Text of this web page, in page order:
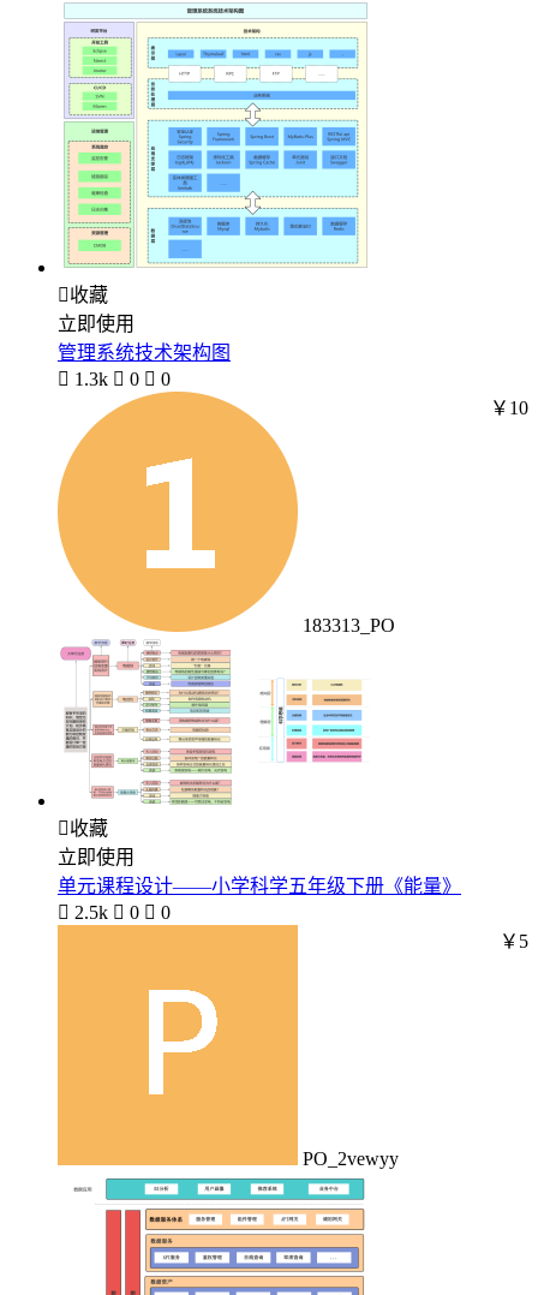
收藏
立即使用
管理系统技术架构图
 1.3k  0  0
183313_PO
￥10
收藏
立即使用
单元课程设计——小学科学五年级下册《能量》
 2.5k  0  0
PO_2vewyy
￥5